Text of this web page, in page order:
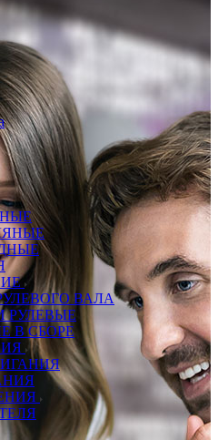
ВАЛА
РУЛЕВЫЕ
В СБОРЕ